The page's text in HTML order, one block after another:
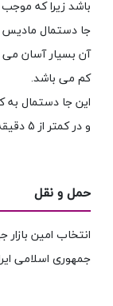
باشد زیرا که
جا دستمال مادیس
آن بسیار آسان
کم می باشد.
و در کمتر از 5 دقیقه قابل استفاده می باشد.
حمل و نقل
انتخاب امین
جمهوری اسلامی